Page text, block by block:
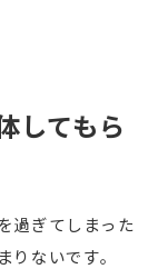
してもら
過ぎてしまった
ないです。